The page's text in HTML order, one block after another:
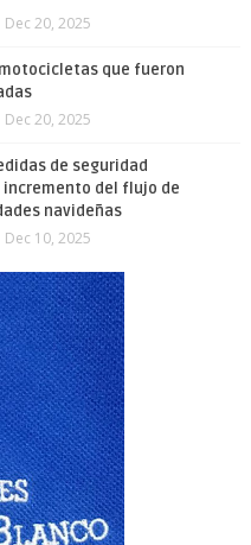
Dec 20, 2025
motocicletas que fueron
Dec 20, 2025
de seguridad
del flujo de
navideñas
Dec 10, 2025